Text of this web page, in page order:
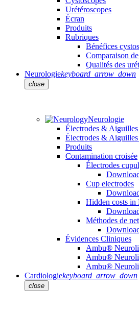
Urétéroscopes
Écran
Produits
Rubriques
Bénéfices
Comparaison
Qualités des
Neurologiekeyboard_arrow_down
close
Neurologie
Électrodes &
Électrodes &
Produits
Contamination croisée
Électrodes
Cup electrodes
Hidden costs in
Méthodes de
Évidences Cliniques
Ambu®
Ambu®
Ambu®
Cardiologiekeyboard_arrow_down
close